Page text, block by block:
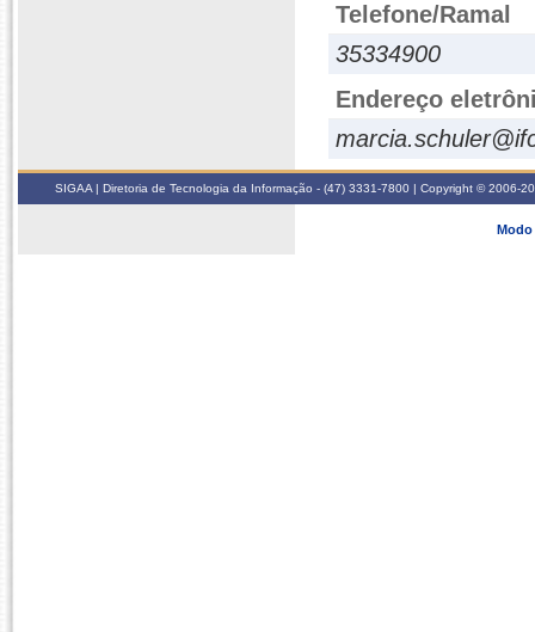
Telefone/Ramal
35334900
Endereço
SIGAA | Diretoria de Tecnologia da Informação - (47) 3331-7800 | Copyright © 2006-
Modo